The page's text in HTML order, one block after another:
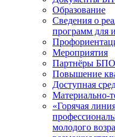
Образование
Сведения о
программ для
Мероприятия
Партнёры
Повышение
Доступная
Материально-
«Горячая
молодого